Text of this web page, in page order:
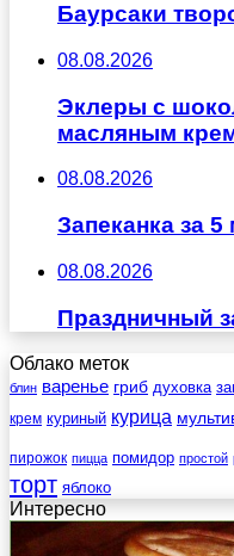
Баурсаки
08.08.2026
Эклеры с
масляным
08.08.2026
Запеканка за 5
08.08.2026
Праздничный
Облако меток
блин варенье гриб духовка
крем куриный курица
пирожок пицца помидор простой
торт яблоко
Интересно